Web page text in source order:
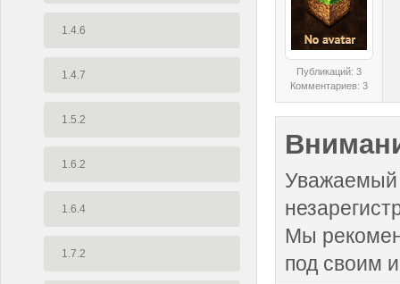
1.4.6
1.4.7
1.5.2
1.6.2
1.6.4
1.7.2
Публикаций: 3
Комментариев: 3
Уважаемый
Мы
под своим